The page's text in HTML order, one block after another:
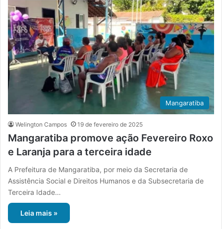
Mangaratiba
Welington Campos 19 de fevereiro de 2025
Mangaratiba promove ação Fevereiro Roxo
e Laranja para a terceira idade
A Prefeitura de Mangaratiba, por meio da Secretaria de
Assistência Social e Direitos Humanos e da Subsecretaria de
Terceira Idade…
Leia mais »